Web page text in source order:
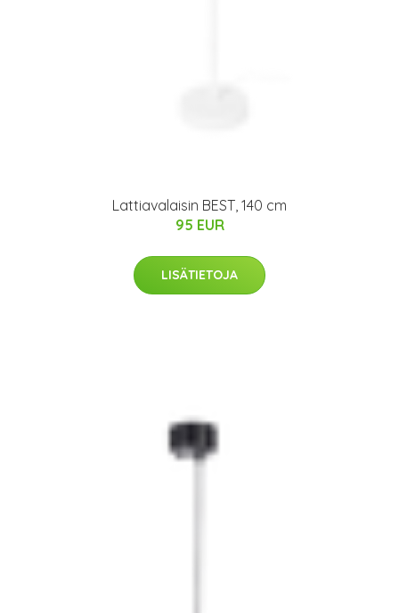
Lattiavalaisin BEST, 140 cm
95 EUR
LISÄTIETOJA